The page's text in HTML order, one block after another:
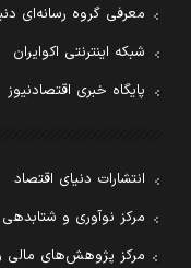
معرفی گروه رسانه‌ای
شبکه اینترنتی اکوایران
پایگاه خبری اقتصادنیوز
انتشارات دنیای اقتصاد
مرکز نوآوری و
مرکز پژوهش‌های مالی